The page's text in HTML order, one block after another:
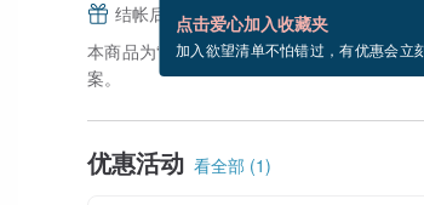
点击爱心加入收藏夹
加入欲望清单不怕错过，有优惠会立
结帐后填写并分享，免费帮你寄送电子
本商品为“接单订制”。付款后需制作 1 个
案。
优惠活动 看全部 (1)